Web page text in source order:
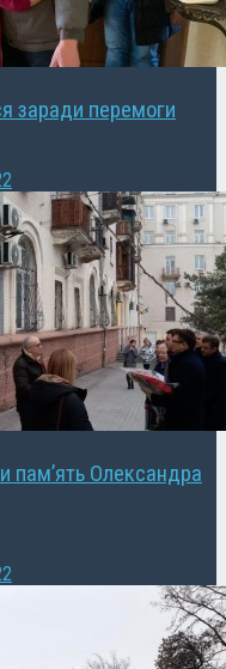
заради перемоги
пам’ять Олександра